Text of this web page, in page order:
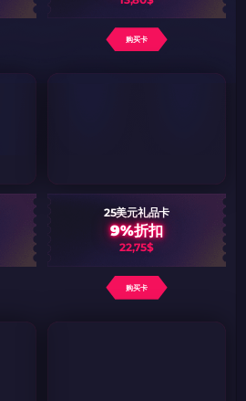
购买卡
25美元礼品卡
9%折扣
22,75$
购买卡